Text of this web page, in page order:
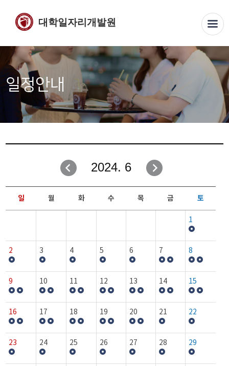
대학일자리개발원
일정안내
2024. 6
일 월 화 수 목 금 토
1
2 3 4 5 6 7 8
9 10 11 12 13 14 15
16 17 18 19 20 21 22
23 24 25 26 27 28 29